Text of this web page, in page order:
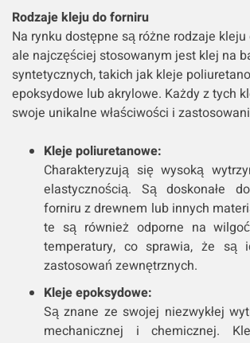
Rodzaje kleju do forniru
Na rynku dostępne są różne rodzaje
ale najczęściej stosowanym jest klej na
syntetycznych, takich jak kleje
epoksydowe lub akrylowe. Każdy z tych
swoje unikalne właściwości i
Kleje poliuretanowe:
Charakteryzują się wysoką
elastycznością. Są doskonałe
forniru z drewnem lub innych
te są również odporne na
temperatury, co sprawia, że są
zastosowań zewnętrznych.
Kleje epoksydowe:
Są znane ze swojej niezwykłej
mechanicznej i chemicznej.